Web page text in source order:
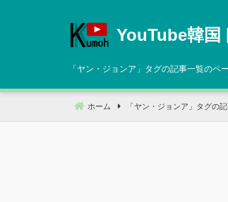
へ
動
YouTube韓国
「 ヤン・ジョンア 」タグの記事一覧のペ
ホーム 「 ヤン・ジョンア 」タグの